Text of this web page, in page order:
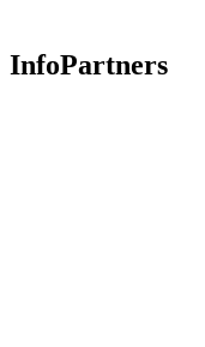
InfoPartners